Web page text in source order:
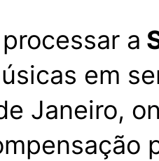
a
em
Janeiro,